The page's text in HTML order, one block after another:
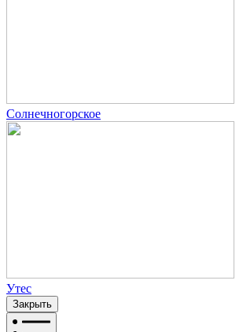
Солнечногорское
Утес
Закрыть